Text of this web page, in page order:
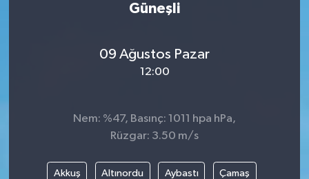
Güneşli
09 Ağustos Pazar
12:00
Nem: %47, Basınç: 1011 hpa hPa,
Rüzgar: 3.50 m/s
Akkuş Altınordu Aybastı Çamaş